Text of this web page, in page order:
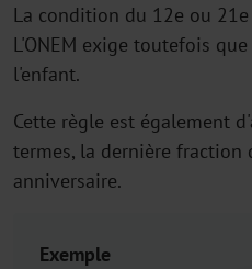
La condition du 12e ou
L'ONEM exige toutefois
l'enfant.
Cette règle est également
termes, la dernière
anniversaire.
Exemple